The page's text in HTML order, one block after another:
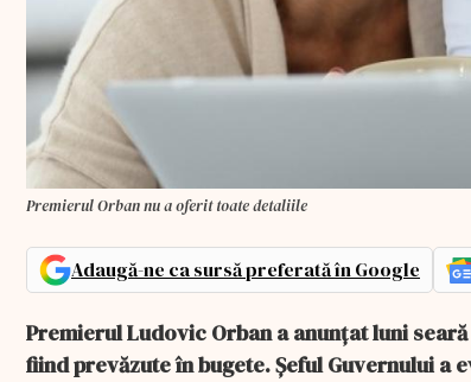
Premierul Orban nu a oferit toate detaliile
Adaugă-ne ca sursă preferată în Google
Premierul Ludovic Orban a anunțat luni
fiind prevăzute în bugete. Șeful Guvernului a